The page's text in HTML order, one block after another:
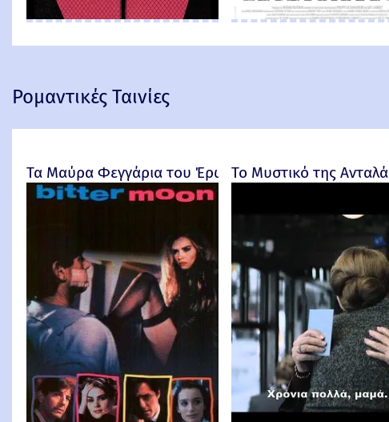
Ρομαντικές Ταινίες
Τα Μαύρα Φεγγάρια του Έρωτα - Bitter Moon – 1992
Το Μυστικό της